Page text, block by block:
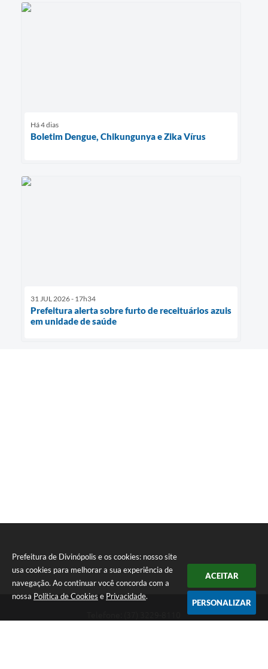
Prefeitura de Divinópolis e os cookies: nosso site
usa cookies para melhorar a sua experiência de
navegação. Ao continuar você concorda com a
nossa Política de Cookies e Privacidade.
ACEITAR
PERSONALIZAR
Há 4 dias
Boletim Dengue, Chikungunya e Zika Vírus
31 JUL 2026 - 17h34
Prefeitura alerta sobre furto de receituários azuis
em unidade de saúde